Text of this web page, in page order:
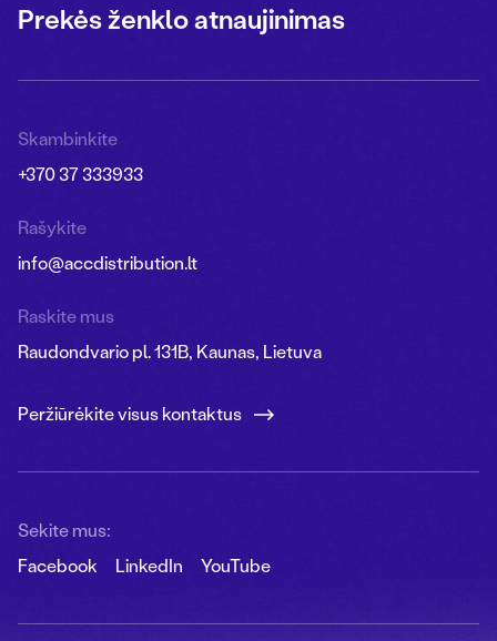
Prekės ženklo atnaujinimas
Skambinkite
+370 37 333933
Rašykite
info@accdistribution.lt
Raskite mus
Raudondvario pl. 131B, Kaunas, Lietuva
Peržiūrėkite visus kontaktus
Sekite mus:
Facebook
LinkedIn YouTube